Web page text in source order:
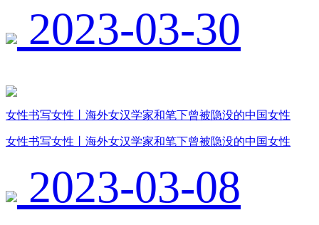
2023-03-30
女性书写女性丨海外女汉学家和笔下曾被隐没的中国女性
女性书写女性丨海外女汉学家和笔下曾被隐没的中国女性
2023-03-08